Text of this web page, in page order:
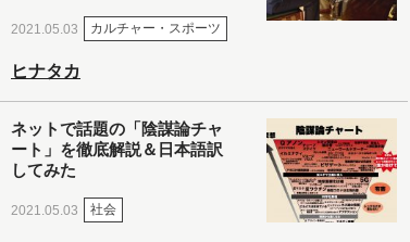
2021.05.03 カルチャー・スポーツ
ヒナタカ
ネットで話題の「陰謀論チャ
ート」を徹底解説＆日本語訳
してみた
2021.05.03 社会